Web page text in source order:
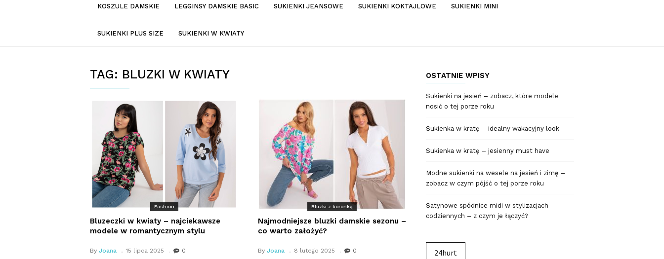
KOSZULE DAMSKIE LEGGINSY DAMSKIE BASIC SUKIENKI JEANSOWE SUKIENKI KOKTAJLOWE SUKIENKI MINI
SUKIENKI PLUS SIZE SUKIENKI W KWIATY
TAG: BLUZKI W KWIATY
Fashion
Bluzeczki w kwiaty – najciekawsze
modele w romantycznym stylu
By Joana 15 lipca 2025 0
Bluzki z koronką
Najmodniejsze bluzki damskie sezonu –
co warto założyć?
By Joana 8 lutego 2025 0
OSTATNIE WPISY
Sukienki na jesień – zobacz, które modele
nosić o tej porze roku
Sukienka w kratę – idealny wakacyjny look
Sukienka w kratę – jesienny must have
Modne sukienki na wesele na jesień i zimę –
zobacz w czym pójść o tej porze roku
Satynowe spódnice midi w stylizacjach
codziennych – z czym je łączyć?
24hurt